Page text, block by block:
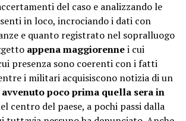
del caso e analizzando le
in loco, incrociando i dati con
e quanto registrato nel sopralluogo
appena maggiorennei cui
presenza sono coerenti con i fatti
i militari acquisiscono notizia di un
avvenuto poco prima quella sera in
centro del paese, a pochi passi dalla